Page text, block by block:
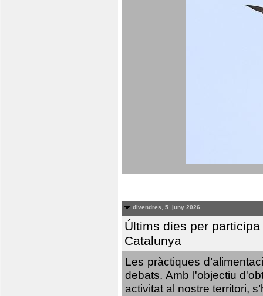
divendres, 5. juny 2026
Últims dies per
Catalunya
Les pràctiques
debats. Amb l'objectiu
activitat al nostre territori,